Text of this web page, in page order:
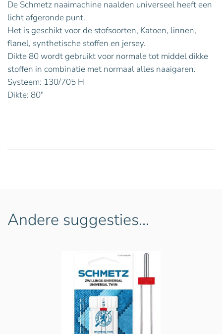
De Schmetz naaimachine naalden universeel heeft een
licht afgeronde punt.
Het is geschikt voor de stofsoorten, Katoen, linnen,
flanel, synthetische stoffen en jersey.
Dikte 80 wordt gebruikt voor normale tot middel dikke
stoffen in combinatie met normaal alles naaigaren.
Systeem: 130/705 H
Dikte: 80″
Andere suggesties…